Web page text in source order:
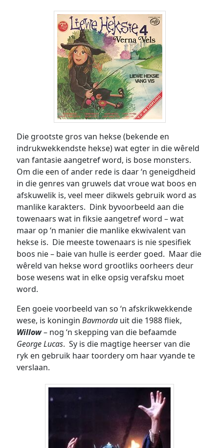
Die grootste gros van hekse (bekende en
indrukwekkendste hekse) wat egter in die wêreld
van fantasie aangetref word, is bose monsters.
Om die een of ander rede is daar ‘n geneigdheid
in die genres van gruwels dat vroue wat boos en
afskuwelik is, veel meer dikwels gebruik word as
manlike karakters. Dink byvoorbeeld aan die
towenaars wat in fiksie aangetref word – wat
maar op ‘n manier die manlike ekwivalent van
hekse is. Die meeste towenaars is nie spesifiek
boos nie – baie van hulle is eerder goed. Maar die
wêreld van hekse word grootliks oorheers deur
bose wesens wat in elke opsig verafsku moet
word.
Een goeie voorbeeld van so ‘n afskrikwekkende
wese, is koninginBavmorda uit die 1988 fliek,
Willow– nog ‘n skepping van die befaamde
George Lucas. Sy is die magtige heerser van die
ryk en gebruik haar toordery om haar vyande te
verslaan.